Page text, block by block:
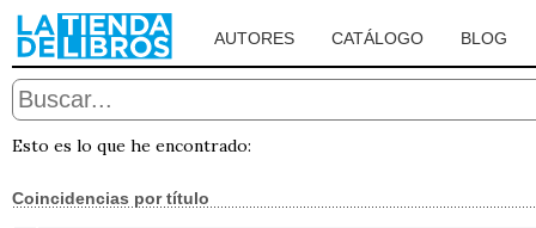
AUTORES CATÁLOGO BLOG
Esto es lo que he encontrado:
Coincidencias por título